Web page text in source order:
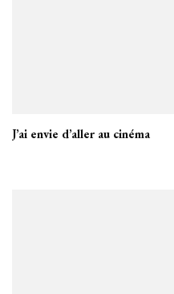
J’ai envie d’aller au cinéma